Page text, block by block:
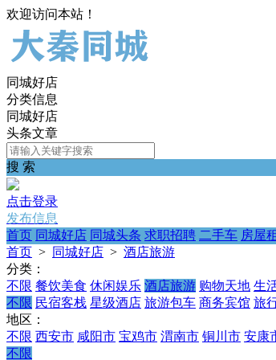
欢迎访问本站！
同城好店
分类信息
同城好店
头条文章
搜 索
点击登录
发布信息
首页 同城好店 同城头条 求职招聘 二手车 房屋
首页 > 同城好店 > 酒店旅游
分类：
不限 餐饮美食 休闲娱乐 酒店旅游 购物天地 生
不限 民宿客栈 星级酒店 旅游包车 商务宾馆 旅
地区：
不限 西安市 咸阳市 宝鸡市 渭南市 铜川市 安康
不限